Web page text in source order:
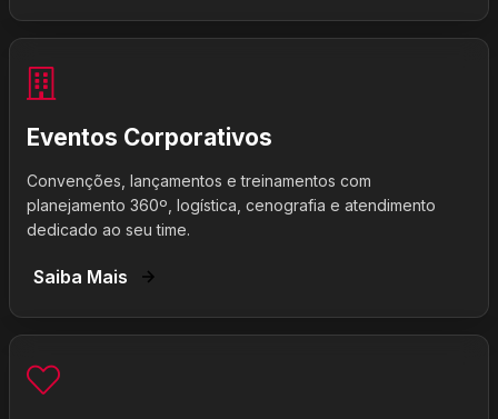
Eventos Corporativos
Convenções, lançamentos e treinamentos com
planejamento 360º, logística, cenografia e atendimento
dedicado ao seu time.
Saiba Mais